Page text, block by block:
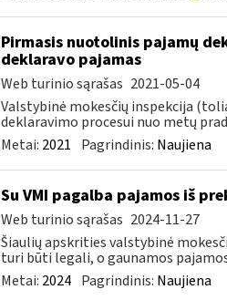
Pirmasis nuotolinis pajamų
deklaravo pajamas
Web turinio sąrašas 2021-05-04
Valstybinė mokesčių inspekcija
deklaravimo procesui nuo metų
Metai: 2021 Pagrindinis: Naujiena
Su VMI pagalba pajamos iš
Web turinio sąrašas 2024-11-27
Šiaulių apskrities valstybinė
turi būti legali, o gaunamos
Metai: 2024 Pagrindinis: Naujiena